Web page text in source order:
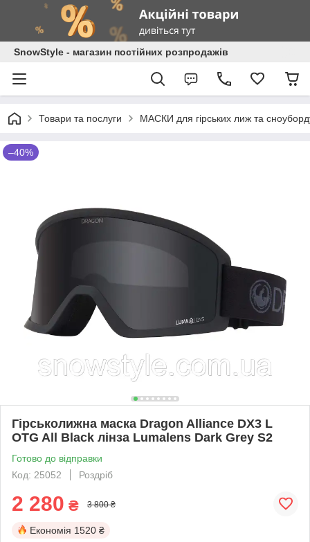
SnowStyle - магазин постійних розпродажів
Товари та послуги МАСКИ для гірських лиж та
–40%
Гірськолижна маска Dragon Alliance DX3 L
OTG All Black лінза Lumalens Dark Grey S2
Готово до відправки
Код: 25052
Роздріб
2 280 ₴ 3 800 ₴
Економія 1520 ₴